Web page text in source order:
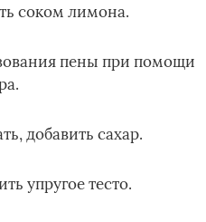
соком лимона.
пены при помощи
добавить сахар.
упругое тесто.